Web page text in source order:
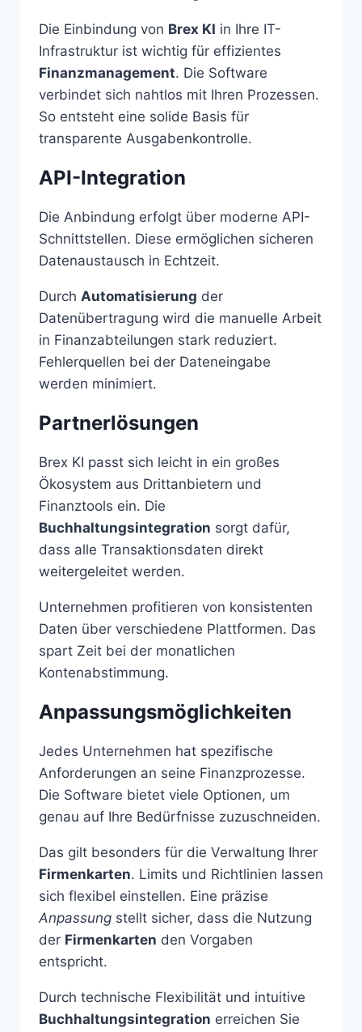
Die Einbindung von Brex KI in Ihre IT-
Infrastruktur ist wichtig für effizientes
Finanzmanagement. Die Software
verbindet sich nahtlos mit Ihren Prozessen.
So entsteht eine solide Basis für
transparente Ausgabenkontrolle.
API-Integration
Die Anbindung erfolgt über moderne API-
Schnittstellen. Diese ermöglichen sicheren
Datenaustausch in Echtzeit.
Durch Automatisierung der
Datenübertragung wird die manuelle Arbeit
in Finanzabteilungen stark reduziert.
Fehlerquellen bei der Dateneingabe
werden minimiert.
Partnerlösungen
Brex KI passt sich leicht in ein großes
Ökosystem aus Drittanbietern und
Finanztools ein. Die
Buchhaltungsintegration sorgt dafür,
dass alle Transaktionsdaten direkt
weitergeleitet werden.
Unternehmen profitieren von konsistenten
Daten über verschiedene Plattformen. Das
spart Zeit bei der monatlichen
Kontenabstimmung.
Anpassungsmöglichkeiten
Jedes Unternehmen hat spezifische
Anforderungen an seine Finanzprozesse.
Die Software bietet viele Optionen, um
genau auf Ihre Bedürfnisse zuzuschneiden.
Das gilt besonders für die Verwaltung Ihrer
Firmenkarten. Limits und Richtlinien lassen
sich flexibel einstellen. Eine präzise
Anpassung stellt sicher, dass die Nutzung
der Firmenkarten den Vorgaben
entspricht.
Durch technische Flexibilität und intuitive
Buchhaltungsintegration erreichen Sie